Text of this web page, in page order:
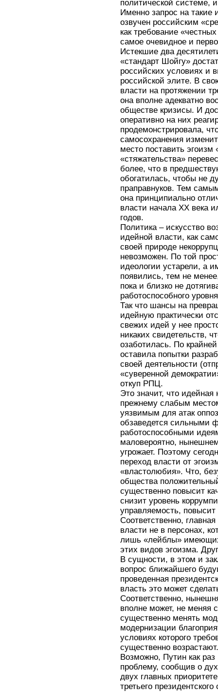
политической системе,
Именно запрос на
озвучен российским
как требование
самое очевидное и
Истекшие два
«стандарт Шойгу»
российских условиях и
российской элите. В
власти на протяжении
она вполне адекватно
обществе кризисы. И
оперативно на них
продемонстрировала,
самосохранения
место поставить
«стяжательства»
более, что в
обогатилась, чтобы не
праправнуков. Тем
она принципиально
власти начала ХХ века
годов.
Политика – искусство
идейной власти, как
своей природе
невозможен. По той
идеологии устарели, а
появились, тем не
пока и близко не
работоспособного
Так что шансы на
идейную практически
свежих идей у нее
никаких свидетельств,
озаботилась. По
оставила попытки
своей деятельности
«суверенной
откуп РПЦ.
Это значит, что идейная
прежнему слабым
уязвимым для атак
обзаведется сильными
работоспособными
маловероятно,
угрожает. Поэтому
переход власти от
«властолюбия». Что,
общества
существенно повысит
снизит уровень
управляемость,
Соответственно,
власти не в персонах,
лишь «лейблы»
этих видов эгоизма.
В сущности, в этом и
вопрос ближайшего
проведенная
власть это может
Соответственно,
вполне может, не меняя
существенно менять
модернизации
условиях которого
существенно
Возможно, Путин как
проблему, сообщив о
двух главных
третьего президентского